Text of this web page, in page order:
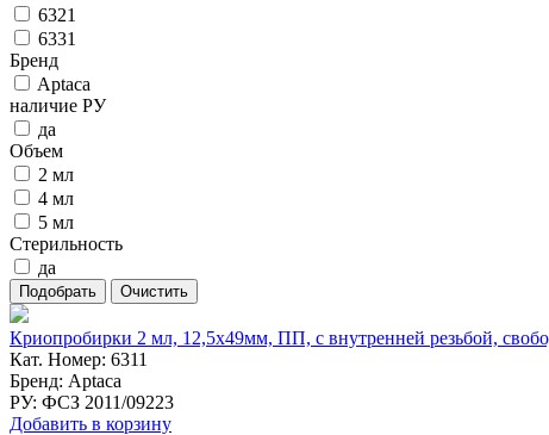
6321
6331
Бренд
Aptaca
наличие РУ
да
Объем
2 мл
4 мл
5 мл
Стерильность
да
Криопробирки 2 мл, 12,5x49мм, ПП, с внутренней резьбой,
Кат. Номер: 6311
Бренд: Aptaca
РУ: ФСЗ 2011/09223
Добавить в корзину